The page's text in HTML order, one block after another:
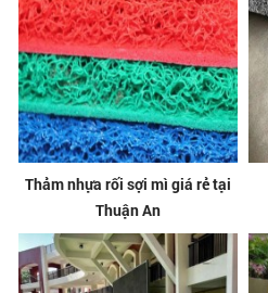
Thảm nhựa rối sợi mì giá rẻ tại
Thuận An